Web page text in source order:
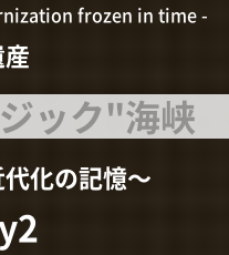
frozen in time -
ック"海峡
化の記憶～